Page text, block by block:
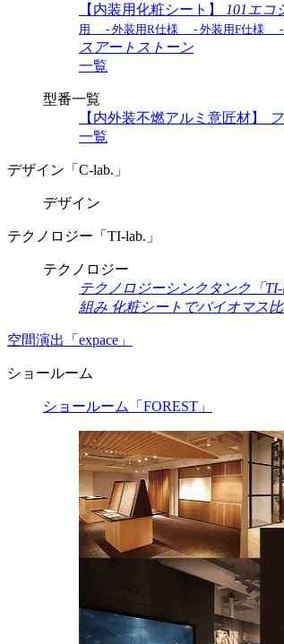
【内装用化粧シート】
101エコ
用
- 外装用R仕様 - 外装用F仕様 -
スアートストーン
一覧
型番一覧
【内外装不燃アルミ意匠材】
一覧
デザイン「C-lab.」
デザイン
テクノロジー「TI-lab.」
テクノロジー
テクノロジーシンクタンク「
組み 化粧シートでバイオマス
空間演出「expace」
ショールーム
ショールーム「FOREST」